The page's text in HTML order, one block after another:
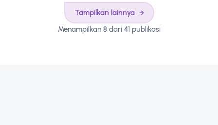
Tampilkan lainnya
Menampilkan 8 dari 41 publikasi